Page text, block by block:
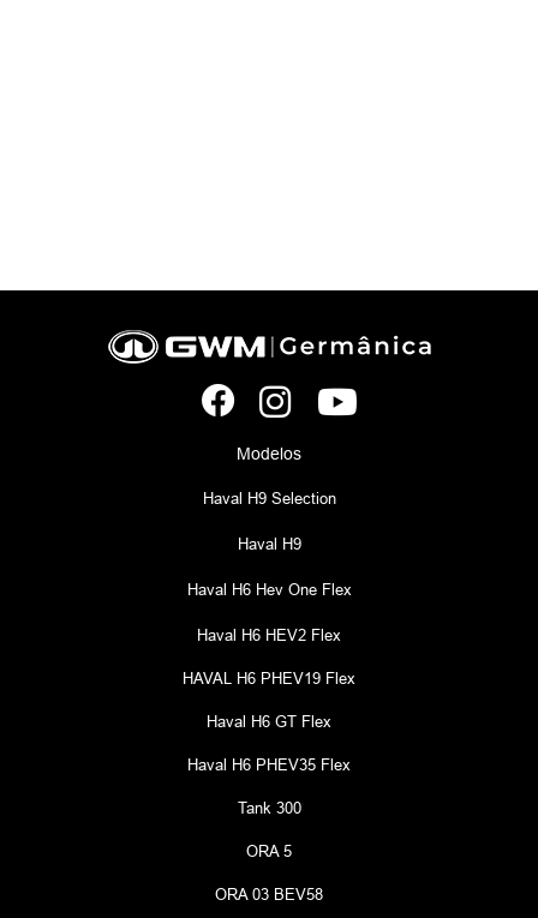
Modelos
Haval H9 Selection
Haval H9
Haval H6 Hev One Flex
Haval H6 HEV2 Flex
HAVAL H6 PHEV19 Flex
Haval H6 GT Flex
Haval H6 PHEV35 Flex
Tank 300
ORA 5
ORA 03 BEV58